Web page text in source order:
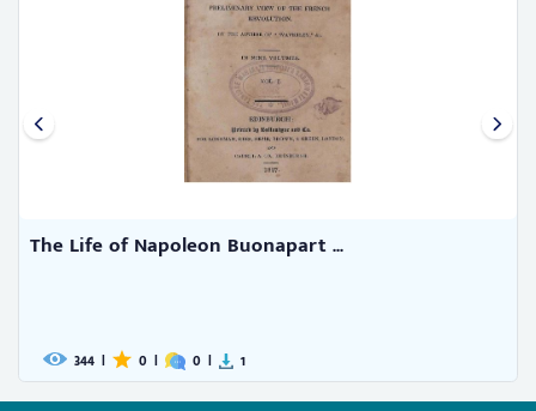
The Life of Napoleon Buonapart ...
344 | 0 | 0 | 1